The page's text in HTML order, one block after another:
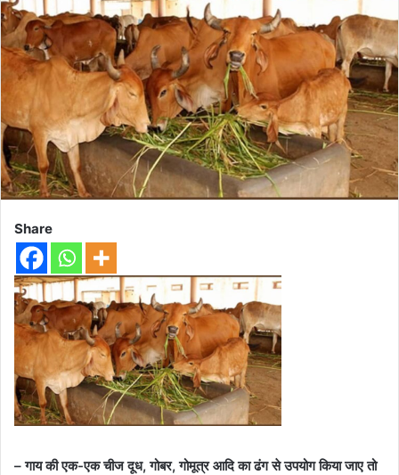
Share
– गाय की एक-एक चीज दूध, गोबर, गोमूत्र आदि का ढंग से उपयोग किया जाए तो